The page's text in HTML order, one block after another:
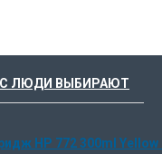
ЛЮДИ ВЫБИРАЮТ
HP 772 300ml